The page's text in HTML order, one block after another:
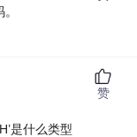
是什么类型
赞